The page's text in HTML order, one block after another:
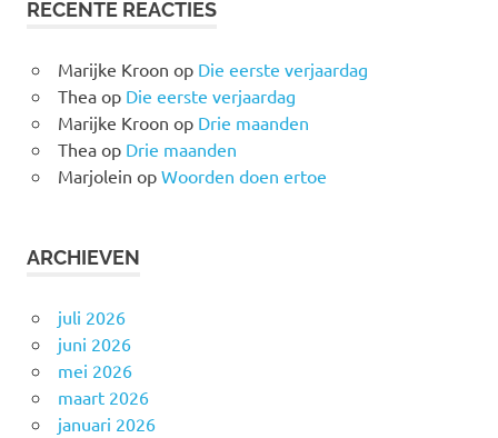
RECENTE REACTIES
Marijke Kroon op Die eerste verjaardag
Theaop Die eerste verjaardag
Marijke Kroon op Drie maanden
Theaop Drie maanden
Marjolein op Woorden doen ertoe
ARCHIEVEN
juli 2026
juni 2026
mei 2026
maart 2026
januari 2026